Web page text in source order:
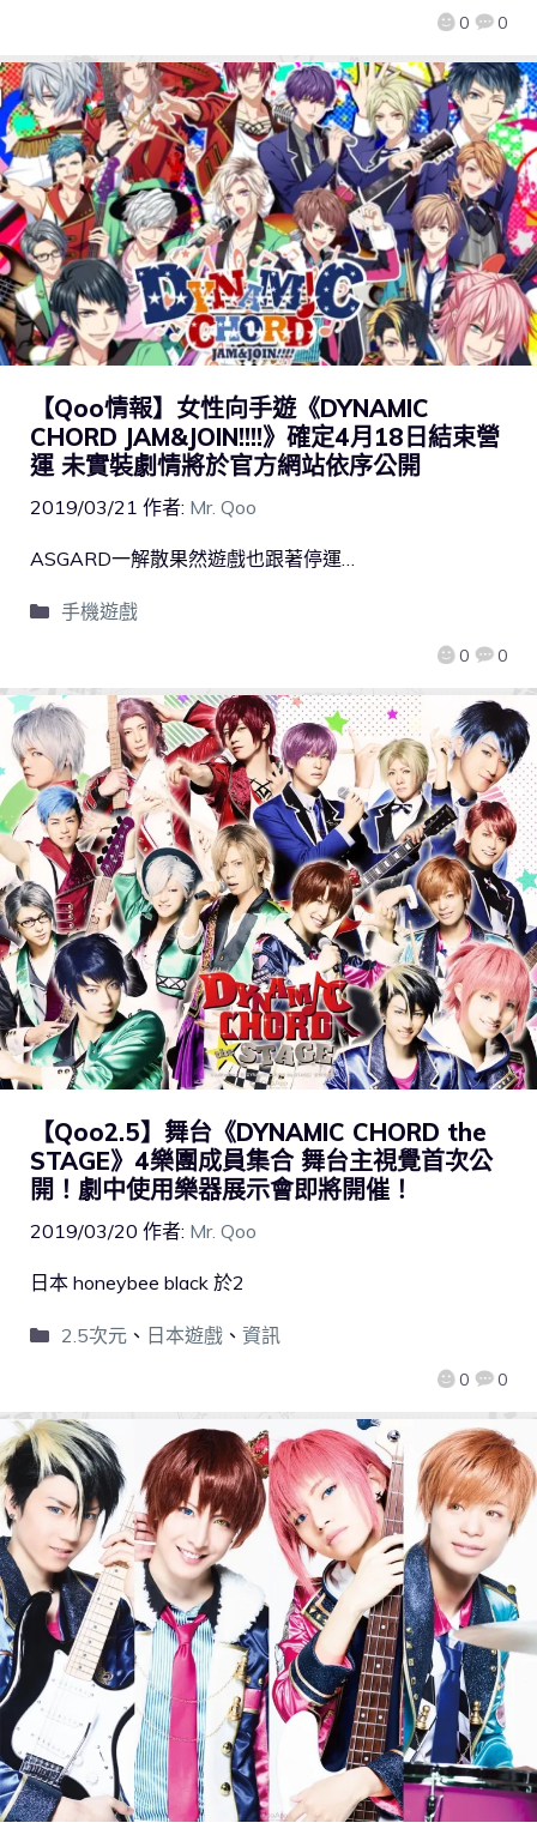
0 0
【Qoo情報】女性向手遊《DYNAMIC
CHORD JAM&JOIN!!!!》確定4月18日結束營
運 未實裝劇情將於官方網站依序公開
2019/03/21 作者: Mr. Qoo
0 0
ASGARD一解散果然遊戲也跟著停運…
手機遊戲
【Qoo2.5】舞台《DYNAMIC CHORD the
STAGE》4樂團成員集合 舞台主視覺首次公
開！劇中使用樂器展示會即將開催！
2019/03/20 作者: Mr. Qoo
0 0
日本 honeybee black 於2
2.5次元、 日本遊戲、 資訊